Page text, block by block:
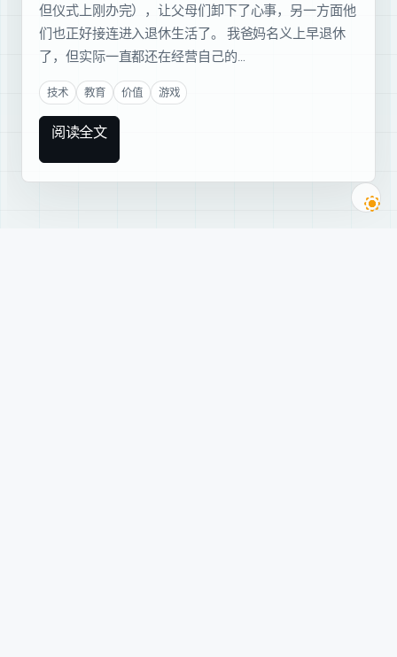
但仪式上刚办完），让父母们卸下了心事，另一方面他
们也正好接连进入退休生活了。 我爸妈名义上早退休
了，但实际一直都还在经营自己的…
技术 教育 价值 游戏
阅读全文